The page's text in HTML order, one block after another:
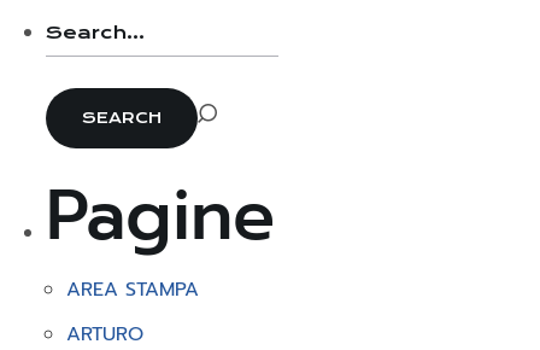
Pagine
AREA STAMPA
ARTURO